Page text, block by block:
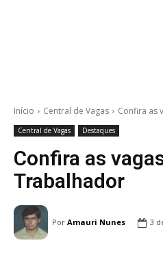
Início Central de Vagas Confira as
Central de Vagas Destaques
Confira as
Trabalhador
Por Amauri Nunes 3